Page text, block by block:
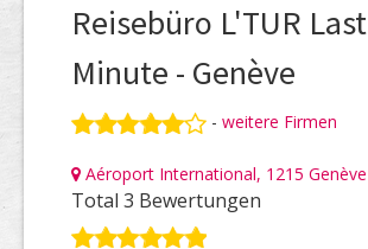
Vorteile
Preise
HELP Awards
Reisebüro L'TUR Last
Minute - Genève
- weitere Firmen
Aéroport International, 1215 Genève
Total 3 Bewertungen